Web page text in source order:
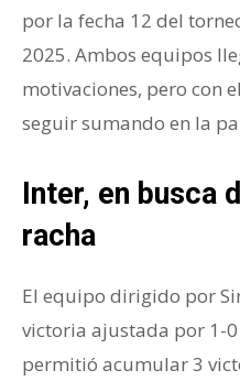
por la fecha 12 del
2025. Ambos equipos
motivaciones, pero con
seguir sumando en la
Inter, en busca
racha
El equipo dirigido por
victoria ajustada por 1-0
permitió acumular 3